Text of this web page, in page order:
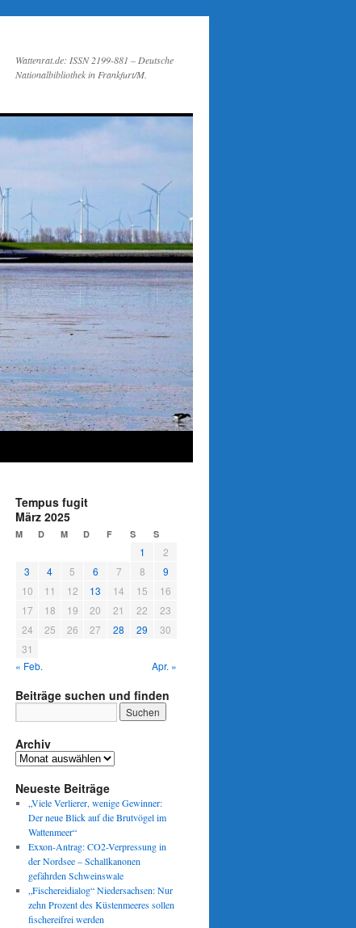
Wattenrat.de: ISSN 2199-881 – Deutsche
Nationalbibliothek in Frankfurt/M.
Tempus fugit
März 2025
M D M D F S S
1
2
3
4 5 6 7 8
9
10
11 12 13 14 15
16
17
18 19 20 21 22
23
24
25 26 27 28 29
30
31
« Feb.
Apr. »
Beiträge suchen und finden
Archiv
Archiv
Neueste Beiträge
„Viele Verlierer, wenige Gewinner:
Der neue Blick auf die Brutvögel im
Wattenmeer“
Exxon-Antrag: CO2-Verpressung in
der Nordsee – Schallkanonen
gefährden Schweinswale
„Fischereidialog“ Niedersachsen: Nur
zehn Prozent des Küstenmeeres sollen
fischereifrei werden